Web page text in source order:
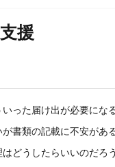
援
いった届け出が必要にな
が書類の記載に不安がある
はどうしたらいいのだろう